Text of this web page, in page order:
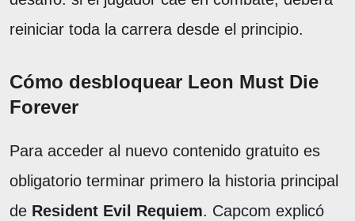
reiniciar toda la carrera desde el principio.
Cómo desbloquear Leon Must Die
Forever
Para acceder al nuevo contenido gratuito es
obligatorio terminar primero la historia principal
de Resident Evil Requiem. Capcom explicó